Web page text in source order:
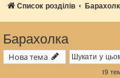
Список розділів
Барахолка
Нова тема
19